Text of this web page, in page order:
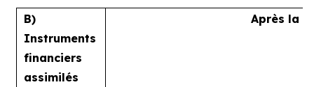
B)
Instruments
financiers
assimilés
Après la